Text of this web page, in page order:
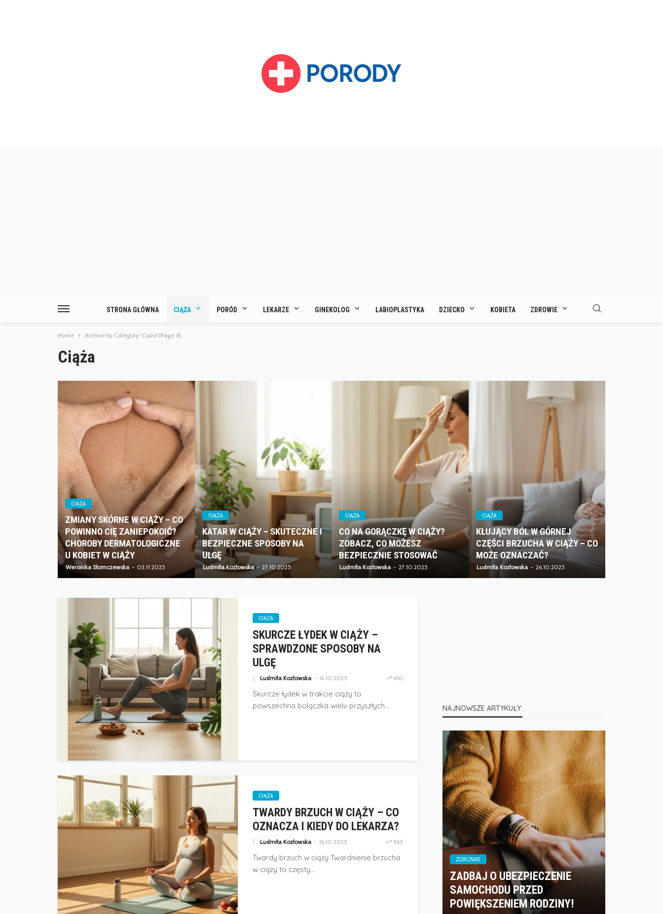
STRONA GŁÓWNA CIĄŻA PORÓD LEKARZE GINEKOLOG LABIOPLASTYKA DZIECKO KOBIETA ZDROWIE
Home Archive by Category "Ciąża"(Page 4)
Ciąża
CIĄŻA
ZMIANY SKÓRNE W CIĄŻY – CO
POWINNO CIĘ ZANIEPOKOIĆ?
CHOROBY DERMATOLOGICZNE
U KOBIET W CIĄŻY
Weronika Słomczewska 03.11.2025
CIĄŻA
KATAR W CIĄŻY – SKUTECZNE I
BEZPIECZNE SPOSOBY NA
ULGĘ
Ludmiła Kozłowska 27.10.2025
CIĄŻA
CO NA GORĄCZKĘ W CIĄŻY?
ZOBACZ, CO MOŻESZ
BEZPIECZNIE STOSOWAĆ
Ludmiła Kozłowska 27.10.2025
CIĄŻA
KŁUJĄCY BÓL W GÓRNEJ
CZĘŚCI BRZUCHA W CIĄŻY – CO
MOŻE OZNACZAĆ?
Ludmiła Kozłowska 26.10.2025
CIĄŻA
SKURCZE ŁYDEK W CIĄŻY –
SPRAWDZONE SPOSOBY NA
ULGĘ
Ludmiła Kozłowska 16.10.2025 610
Skurcze łydek w trakcie ciąży to
powszechna bolączka wielu przyszłych...
CIĄŻA
TWARDY BRZUCH W CIĄŻY – CO
OZNACZA I KIEDY DO LEKARZA?
Ludmiła Kozłowska 16.10.2025 965
Twardy brzuch w ciąży Twardnienie brzucha
w ciąży to częsty...
NAJNOWSZE ARTYKUŁY:
ZDROWIE
GDZIE SPECJALIŚCI
ZAMAWIAJĄ MATERIAŁY
MEDYCZNE?
DZIECKO
GNIOTKI DLA DZIECI – MAŁA
ZDROWIE
ZADBAJ O UBEZPIECZENIE
SAMOCHODU PRZED
POWIĘKSZENIEM RODZINY!